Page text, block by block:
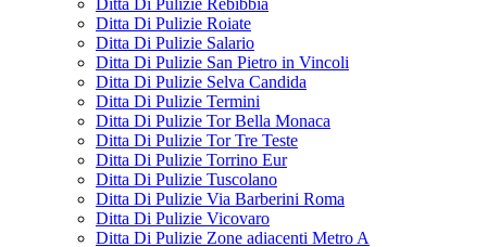
Ditta Di Pulizie Roiate
Ditta Di Pulizie Salario
Ditta Di Pulizie San Pietro in Vincoli
Ditta Di Pulizie Selva Candida
Ditta Di Pulizie Termini
Ditta Di Pulizie Tor Bella Monaca
Ditta Di Pulizie Tor Tre Teste
Ditta Di Pulizie Torrino Eur
Ditta Di Pulizie Tuscolano
Ditta Di Pulizie Via Barberini Roma
Ditta Di Pulizie Vicovaro
Ditta Di Pulizie Zone adiacenti Metro A